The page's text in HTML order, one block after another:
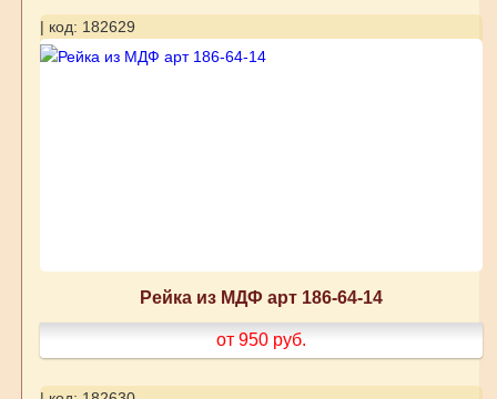
| код: 182629
Рейка из МДФ арт 186-64-14
от 950 руб.